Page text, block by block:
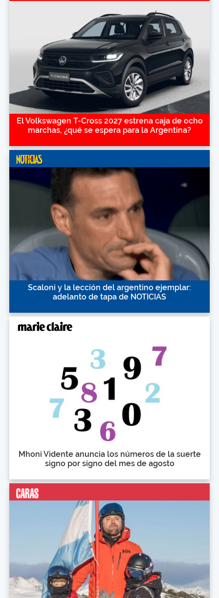
El Volkswagen T-Cross 2027 estrena caja de ocho
marchas, ¿qué se espera para la Argentina?
Scaloni y la lección del argentino ejemplar:
adelanto de tapa de NOTICIAS
Mhoni Vidente anuncia los números de la suerte
signo por signo del mes de agosto